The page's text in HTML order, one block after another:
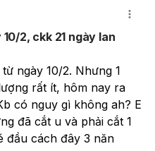
học chi tiết (siêu âm
21-25.Đây là một xét
tam cá nguyệt thứ hai, giúp
cơ quan, cấu trúc của thai
bẩm sinh về hình thái (như dị
kỳ theo lịch hẹn của bác sĩ.
bác sĩ sẽ theo dõi sự phát
chỉ định thêm các xét
2, ckk 21 ngày lan
ngày 10/2. Nhưng 1
rất ít, hôm nay ra
có nguy gì không ah? E
đã cắt u và phải cắt 1
đầu cách đây 3 năn